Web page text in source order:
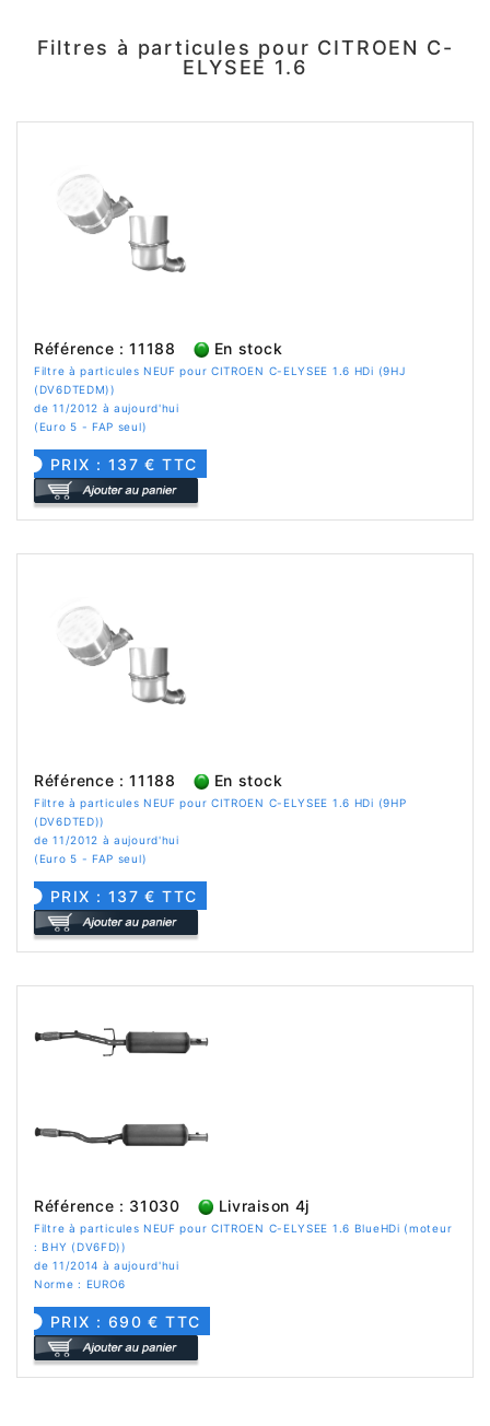
Filtres à particules pour CITROEN C-
ELYSEE 1.6
Référence : 11188 En stock
Filtre à particules NEUF pour CITROEN C-ELYSEE 1.6 HDi (9HJ
(DV6DTEDM))
de 11/2012 à aujourd'hui
(Euro 5 - FAP seul)
PRIX : 137 € TTC
Référence : 11188 En stock
Filtre à particules NEUF pour CITROEN C-ELYSEE 1.6 HDi (9HP
(DV6DTED))
de 11/2012 à aujourd'hui
(Euro 5 - FAP seul)
PRIX : 137 € TTC
Référence : 31030 Livraison 4j
Filtre à particules NEUF pour CITROEN C-ELYSEE 1.6 BlueHDi (moteur
: BHY (DV6FD))
de 11/2014 à aujourd'hui
Norme : EURO6
PRIX : 690 € TTC